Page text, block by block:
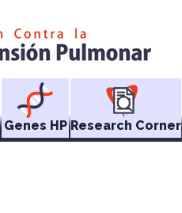
Genes HP Research Corner